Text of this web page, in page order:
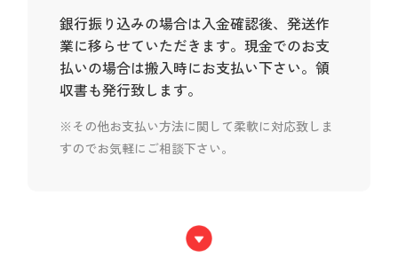
銀行振り込みの場合は入金確認後、発送作
業に移らせていただきます。現金でのお支
払いの場合は搬入時にお支払い下さい。領
収書も発行致します。
※その他お支払い方法に関して柔軟に対応致しま
すのでお気軽にご相談下さい。